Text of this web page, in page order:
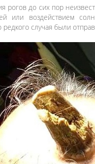
рогов до сих пор
или воздействием
редкого случая были